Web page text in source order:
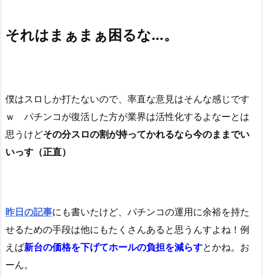
それはまぁまぁ困るな…。
僕はスロしか打たないので、率直な意見はそんな感じです
ｗ パチンコが復活した方が業界は活性化するよなーとは
思うけどその分スロの割が持ってかれるなら今のままでい
いっす（正直）
昨日の記事にも書いたけど、パチンコの運用に余裕を持た
せるための手段は他にもたくさんあると思うんすよね！例
えば新台の価格を下げてホールの負担を減らすとかね。お
ーん。